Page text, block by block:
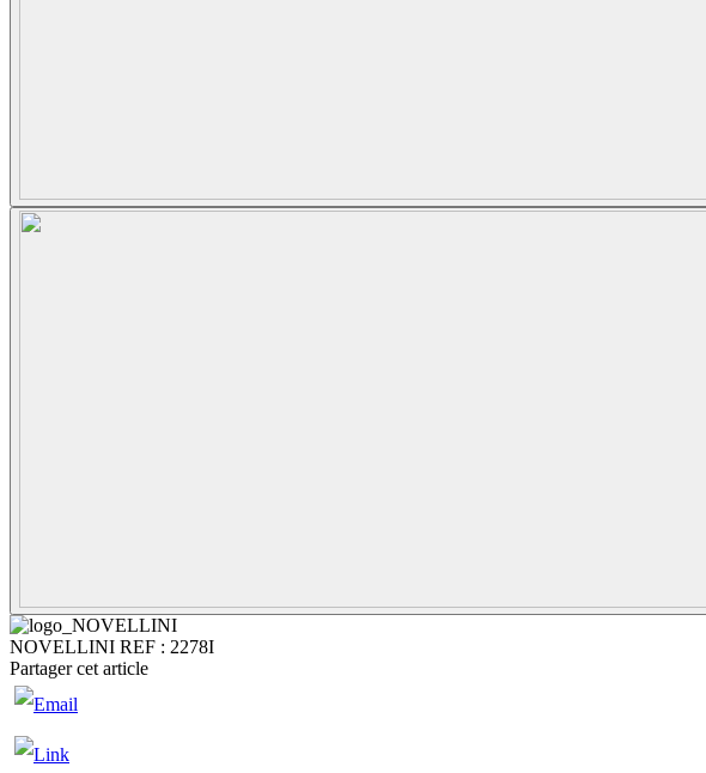
NOVELLINI REF : 2278I
Partager cet article